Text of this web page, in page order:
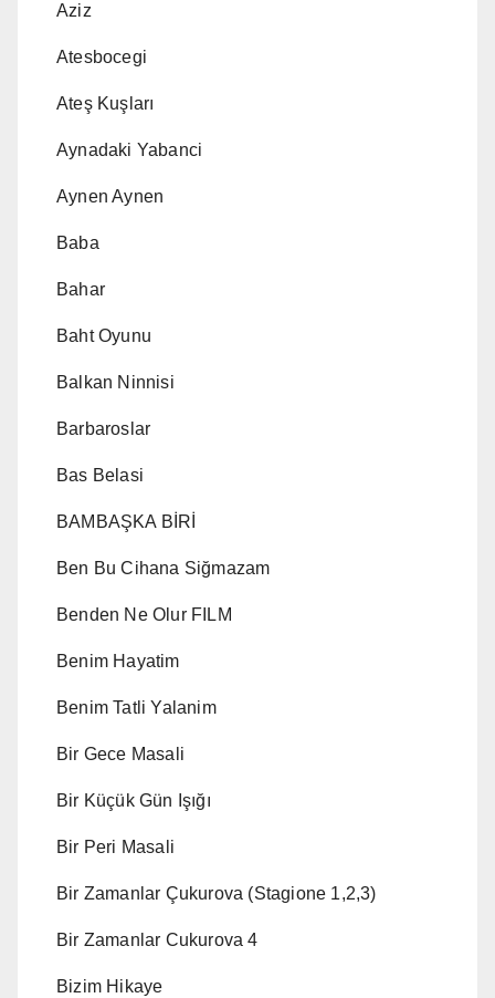
Aziz
Atesbocegi
Ateş Kuşları
Aynadaki Yabanci
Aynen Aynen
Baba
Bahar
Baht Oyunu
Balkan Ninnisi
Barbaroslar
Bas Belasi
BAMBAŞKA BİRİ
Ben Bu Cihana Siğmazam
Benden Ne Olur FILM
Benim Hayatim
Benim Tatli Yalanim
Bir Gece Masali
Bir Küçük Gün Işığı
Bir Peri Masali
Bir Zamanlar Çukurova (Stagione 1,2,3)
Bir Zamanlar Cukurova 4
Bizim Hikaye